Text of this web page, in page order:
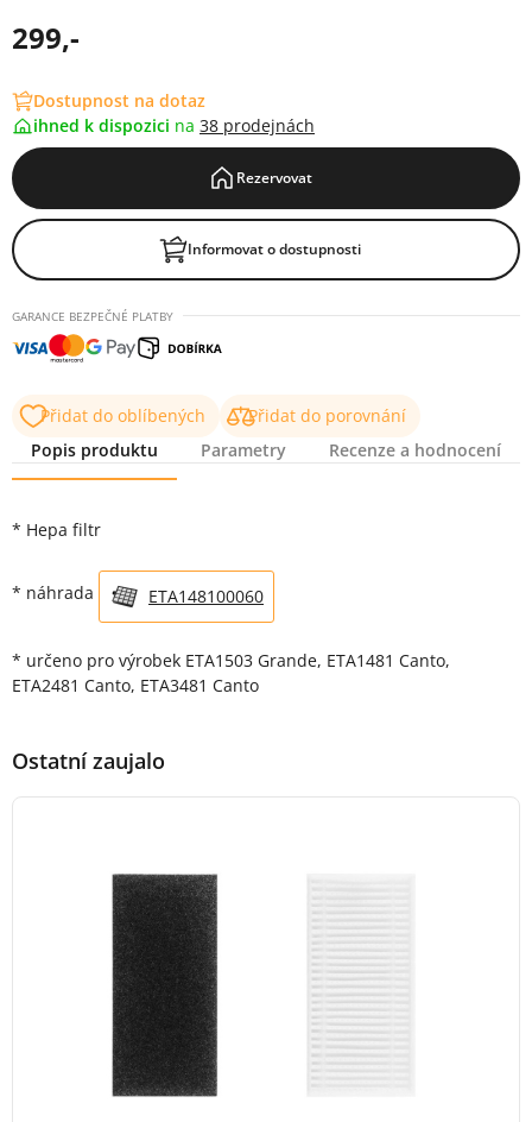
299,-
Dostupnost na dotaz
ihned k dispozici na 38 prodejnách
Rezervovat
Informovat o dostupnosti
GARANCE BEZPEČNÉ PLATBY
Přidat do oblíbených
Přidat do porovnání
Popis produktu
Parametry Recenze a hodnocení
* Hepa filtr
* náhrada ETA148100060
* určeno pro výrobek ETA1503 Grande, ETA1481 Canto,
ETA2481 Canto, ETA3481 Canto
Ostatní zaujalo